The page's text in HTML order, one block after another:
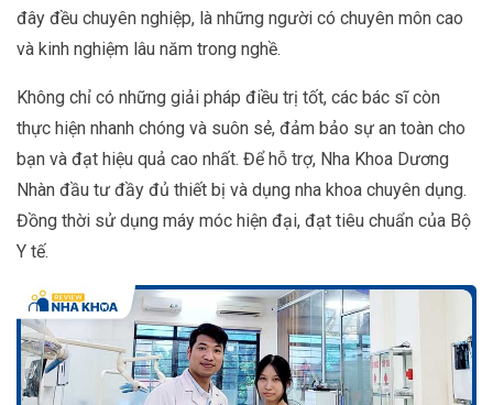
đây đều chuyên nghiệp, là những người có chuyên môn cao
và kinh nghiệm lâu năm trong nghề.
Không chỉ có những giải pháp điều trị tốt, các bác sĩ còn
thực hiện nhanh chóng và suôn sẻ, đảm bảo sự an toàn cho
bạn và đạt hiệu quả cao nhất. Để hỗ trợ, Nha Khoa Dương
Nhàn đầu tư đầy đủ thiết bị và dụng nha khoa chuyên dụng.
Đồng thời sử dụng máy móc hiện đại, đạt tiêu chuẩn của Bộ
Y tế.